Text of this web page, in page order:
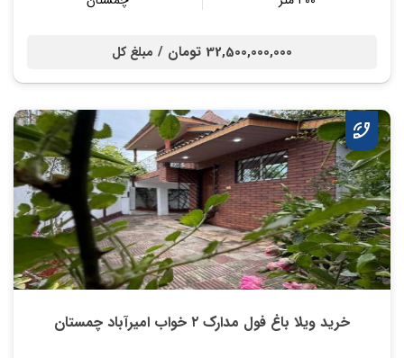
32,500,000,000 تومان / مبلغ کل
خرید ویلا باغ فول مدارک ۲ خواب امیرآباد چمستان